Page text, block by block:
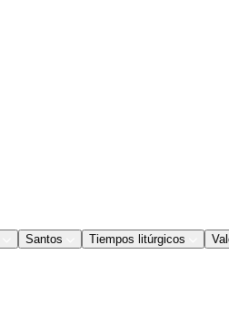
Santos Tiempos litúrgicos